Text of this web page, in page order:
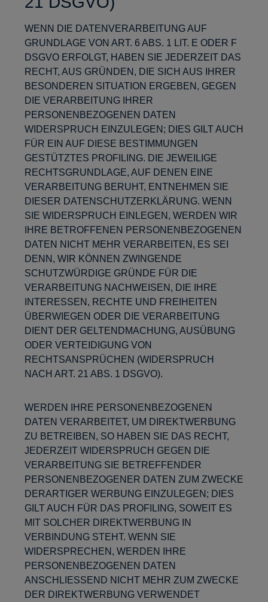
WENN DIE DATENVERARBEITUNG AUF
GRUNDLAGE VON ART. 6 ABS. 1 LIT. E ODER F
DSGVO ERFOLGT, HABEN SIE JEDERZEIT DAS
RECHT, AUS GRÜNDEN, DIE SICH AUS IHRER
BESONDEREN SITUATION ERGEBEN, GEGEN
DIE VERARBEITUNG IHRER
PERSONENBEZOGENEN DATEN
WIDERSPRUCH EINZULEGEN; DIES GILT AUCH
FÜR EIN AUF DIESE BESTIMMUNGEN
GESTÜTZTES PROFILING. DIE JEWEILIGE
RECHTSGRUNDLAGE, AUF DENEN EINE
VERARBEITUNG BERUHT, ENTNEHMEN SIE
DIESER DATENSCHUTZERKLÄRUNG. WENN
SIE WIDERSPRUCH EINLEGEN, WERDEN WIR
IHRE BETROFFENEN PERSONENBEZOGENEN
DATEN NICHT MEHR VERARBEITEN, ES SEI
DENN, WIR KÖNNEN ZWINGENDE
SCHUTZWÜRDIGE GRÜNDE FÜR DIE
VERARBEITUNG NACHWEISEN, DIE IHRE
INTERESSEN, RECHTE UND FREIHEITEN
ÜBERWIEGEN ODER DIE VERARBEITUNG
DIENT DER GELTENDMACHUNG, AUSÜBUNG
ODER VERTEIDIGUNG VON
RECHTSANSPRÜCHEN (WIDERSPRUCH
NACH ART. 21 ABS. 1 DSGVO).
WERDEN IHRE PERSONENBEZOGENEN
DATEN VERARBEITET, UM DIREKTWERBUNG
ZU BETREIBEN, SO HABEN SIE DAS RECHT,
JEDERZEIT WIDERSPRUCH GEGEN DIE
VERARBEITUNG SIE BETREFFENDER
PERSONENBEZOGENER DATEN ZUM ZWECKE
DERARTIGER WERBUNG EINZULEGEN; DIES
GILT AUCH FÜR DAS PROFILING, SOWEIT ES
MIT SOLCHER DIREKTWERBUNG IN
VERBINDUNG STEHT. WENN SIE
WIDERSPRECHEN, WERDEN IHRE
PERSONENBEZOGENEN DATEN
ANSCHLIESSEND NICHT MEHR ZUM ZWECKE
DER DIREKTWERBUNG VERWENDET